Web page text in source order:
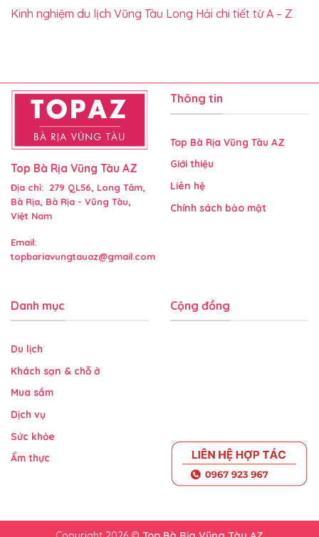
Kinh nghiệm du lịch Vũng Tàu Long Hải chi tiết từ A – Z
Top Bà Rịa Vũng Tàu AZ
Địa chỉ: 279 QL56, Long Tâm,
Bà Rịa, Bà Rịa - Vũng Tàu,
Việt Nam
Email:
topbariavungtauaz@gmail.com
Thông tin
Top Bà Rịa Vũng Tàu AZ
Giới thiệu
Liên hệ
Chính sách bảo mật
Danh mục
Du lịch
Khách sạn & chỗ ở
Mua sắm
Dịch vụ
Sức khỏe
Ẩm thực
Cộng đồng